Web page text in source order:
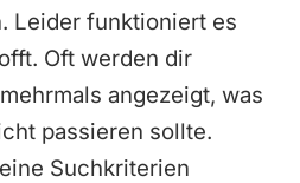
Leider funktioniert es
Oft werden dir
angezeigt, was
passieren sollte.
Suchkriterien